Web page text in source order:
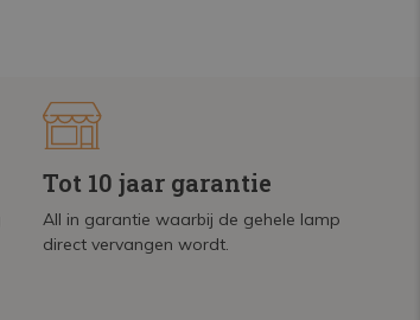
Tot 10 jaar garantie
All in garantie waarbij de gehele lamp
direct vervangen wordt.